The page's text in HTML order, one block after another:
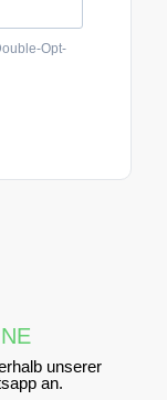
Opt-
unserer
an.